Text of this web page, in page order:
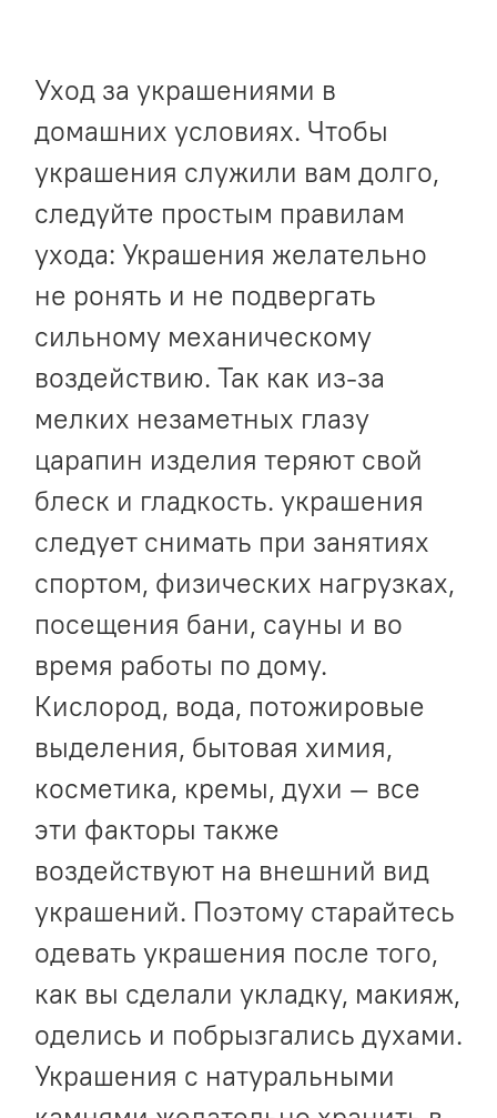
Уход за украшениями в
домашних условиях. Чтобы
украшения служили вам долго,
следуйте простым правилам
ухода: Украшения желательно
не ронять и не подвергать
сильному механическому
воздействию. Так как из-за
мелких незаметных глазу
царапин изделия теряют свой
блеск и гладкость. украшения
следует снимать при занятиях
спортом, физических нагрузках,
посещения бани, сауны и во
время работы по дому.
Кислород, вода, потожировые
выделения, бытовая химия,
косметика, кремы, духи — все
эти факторы также
воздействуют на внешний вид
украшений. Поэтому старайтесь
одевать украшения после того,
как вы сделали укладку, макияж,
оделись и побрызгались духами.
Украшения с натуральными